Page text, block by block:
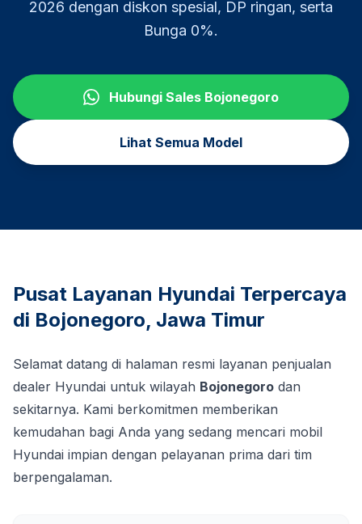
2026 dengan diskon spesial, DP ringan, serta
Bunga 0%.
Hubungi Sales Bojonegoro
Lihat Semua Model
Pusat Layanan Hyundai Terpercaya
di Bojonegoro, Jawa Timur
Selamat datang di halaman resmi layanan penjualan
dealer Hyundai untuk wilayah Bojonegoro dan
sekitarnya. Kami berkomitmen memberikan
kemudahan bagi Anda yang sedang mencari mobil
Hyundai impian dengan pelayanan prima dari tim
berpengalaman.